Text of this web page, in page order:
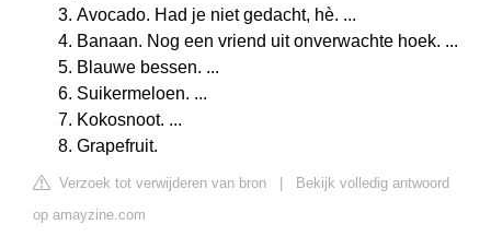
Avocado. Had je niet gedacht, hè. ...
Banaan. Nog een vriend uit onverwachte hoek. ...
Blauwe bessen. ...
Suikermeloen. ...
Kokosnoot. ...
Grapefruit.
Verzoek tot verwijderen van bron
Bekijk volledig antwoord
op amayzine.com